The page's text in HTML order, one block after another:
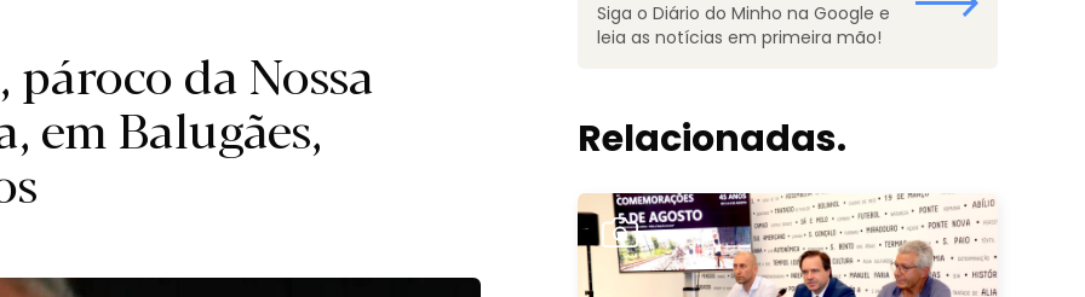
da Nossa
em Balugães,
Siga o Diário do Minho na Google e
leia as notícias em primeira mão!
Relacionadas.